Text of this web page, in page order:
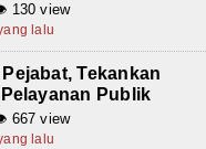
130 view
lalu
Tekankan
Publik
667 view
lalu